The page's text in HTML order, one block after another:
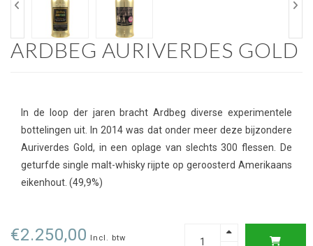
ARDBEG AURIVERDES GOLD
In de loop der jaren bracht Ardbeg diverse experimentele
bottelingen uit. In 2014 was dat onder meer deze bijzondere
Auriverdes Gold, in een oplage van slechts 300 flessen. De
geturfde single malt-whisky rijpte op geroosterd Amerikaans
eikenhout. (49,9%)
€2.250,00 Incl. btw